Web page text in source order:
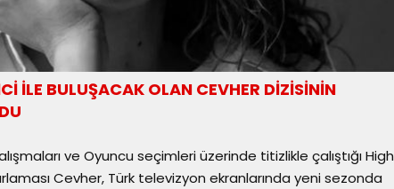
İLE BULUŞACAK OLAN CEVHER DİZİSİNİN
ve Oyuncu seçimleri üzerinde titizlikle çalıştığı High
Cevher, Türk televizyon ekranlarında yeni sezonda